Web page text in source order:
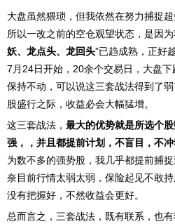
大盘虽然猥琐，但我依然在努力捕捉
所以一改之前的空仓观望状态，是因
妖、龙点头、龙回头”已趋成熟，正好
7月24日开始，20余个交易日，大盘
保持不动，可以说这三套战法得到了
股盛行之际，收益必会大幅猛增。
这三套战法， 最大的优势就是所选个
强，，并且都提前计划，不盲目，不
为数不多的强势股，我几乎都提前捕
奈目前行情太弱太弱，保险起见不敢
没有把握好，不然收益会更好。
总而言之，三套战法，既有联系，也